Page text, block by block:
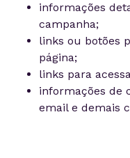
informações
campanha;
links ou botões
página;
links para
informações de
email e demais